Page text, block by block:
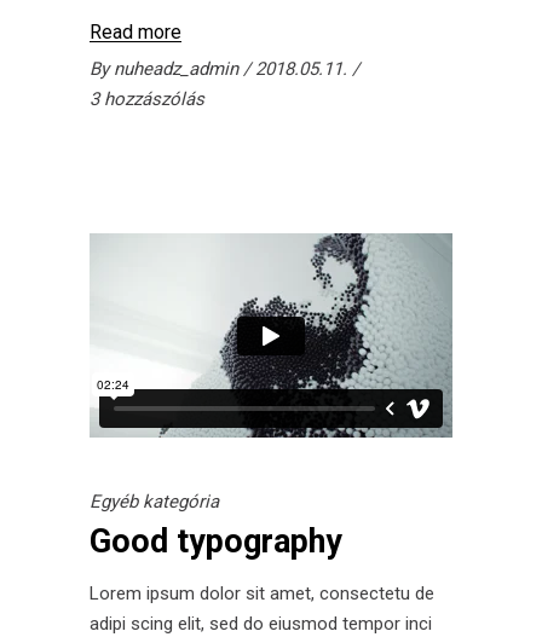
Read more
Bynuheadz_admin
2018.05.11.
3 hozzászólás
Egyéb kategória
Good typography
Lorem ipsum dolor sit amet, consectetu de
adipi scing elit, sed do eiusmod tempor inci